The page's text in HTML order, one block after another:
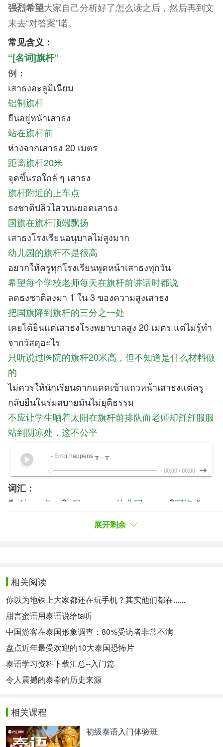
强烈希望大家自己分析好了怎么读之后，然后再到文
末去“对答案”喏。
常见含义：
“[名词]旗杆”
例：
เสาธงอะลูมิเนียม
铝制旗杆
ยืนอยู่หน้าเสาธง
站在旗杆前
ห่างจากเสาธง 20 เมตร
距离旗杆20米
จุดขึ้นรถใกล้ ๆ เสาธง
旗杆附近的上车点
ธงชาติปลิวไสวบนยอดเสาธง
国旗在旗杆顶端飘扬
เสาธงโรงเรียนอนุบาลไม่สูงมาก
幼儿园的旗杆不是很高
อยากให้ครูทุกโรงเรียนพูดหน้าเสาธงทุกวัน
希望每个学校老师每天在旗杆前讲话时都说
ลดธงชาติลงมา 1 ใน 3 ของความสูงเสาธง
把国旗降到旗杆的三分之一处
เคยได้ยินแต่เสาธงโรงพยาบาลสูง 20 เมตร แต่ไม่รู้ทำ
จากวัสดุอะไร
只听说过医院的旗杆20米高，但不知道是什么材料做
的
ไม่ควรให้นักเรียนตากแดดเข้าแถวหน้าเสาธงแต่ครู
กลับยืนในร่มสบายมันไม่ยุติธรรม
不应让学生晒着太阳在旗杆前排队而老师却舒舒服服
站到阴凉处，这不公平
- Error happens ╥﹏╥
- 00:00 / 00:00
词汇：
ยืน 站 点 ปลิว 飘 幼儿园 ธงชาติ国旗 วัสดุ
ตากแดด晒
ส+เ-า+ธ
เสาธง [เสา-ธง] 有2个音节：เสา 、ธง 。
เสา高辅音 + 特殊元音 → 第5调
ธง低辅音 + 短元音 + 清尾音 → 第1调
（你之前分析对了吗？^-^ ）
音频示范：
本文为沪江泰语整理，未经许可不得转载。
展开剩余
相关阅读
你以为地铁上大家都还在玩手机？其实他们都在......
甜言蜜语用泰语说给ta听
中国游客在泰国形象调查：80%受访者非常不满
盘点近年最受欢迎的10大泰国恐怖片
泰语学习资料下载汇总--入门篇
令人震撼的泰拳的历史来源
相关课程
初级泰语入门体验班